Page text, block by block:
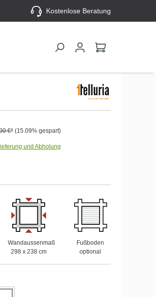
Kostenlose Beratung
€* (15.09% gespart)
und Abholung
Wandaussenmaß
298 x 238 cm
Fußboden
optional